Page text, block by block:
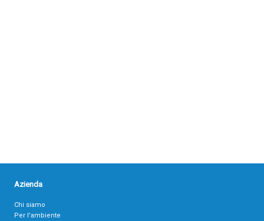
Azienda
Chi siamo
Per l’ambiente